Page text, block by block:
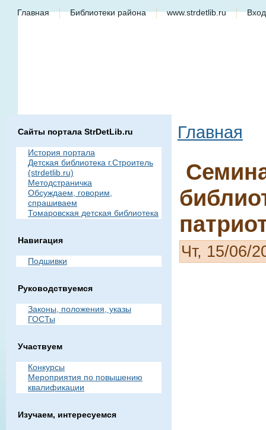
Главная Библиотеки района www.strdetlib.ru
Сайты портала StrDetLib.ru
История портала
Детская библиотека г.Строитель
(strdetlib.ru)
Методстраничка
Обсуждаем, говорим,
спрашиваем
Томаровская детская библиотека
Навигация
Подшивки
Руководствуемся
Законы, положения, указы
ГОСТы
Участвуем
Конкурсы
Мероприятия по повышению
квалификации
Изучаем, интересуемся
Главная
Чт, 15/06/